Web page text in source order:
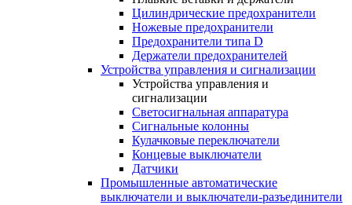
Цилиндрические предохранители
Ножевые предохранители
Предохранители типа D
Держатели предохранителей
Устройства управления и сигнализации
Устройства управления и
сигнализации
Светосигнальная аппаратура
Сигнальные колонны
Кулачковые переключатели
Концевые выключатели
Датчики
Промышленные автоматические
выключатели и выключатели-разъединители